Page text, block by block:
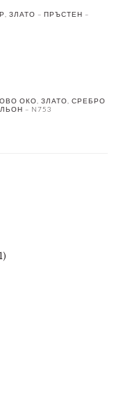
ЗЛАТО – ПРЪСТЕН –
ОКО, ЗЛАТО, СРЕБРО
– N753